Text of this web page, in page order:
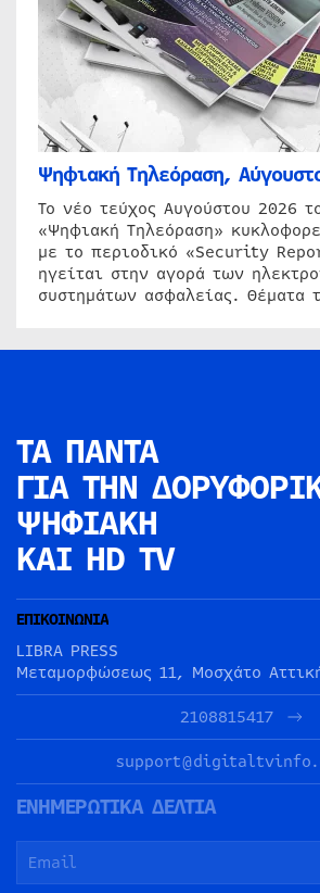
Ψηφιακή Τηλεόραση,
Το νέο τεύχος Αυγούστου 2026
«Ψηφιακή Τηλεόραση»
με το περιοδικό «Security
ηγείται στην αγορά των
συστημάτων ασφαλείας. Θέματα
ΤΑ ΠΑΝΤΑ
ΓΙΑ ΤΗΝ
ΨΗΦΙΑΚΗ
ΚΑΙ HD TV
ΕΠΙΚΟΙΝΩΝΙΑ
LIBRA PRESS
Μεταμορφώσεως 11, Μοσχάτο
2108815417
ΕΝΗΜΕΡΩΤΙΚΑ ΔΕΛΤΙΑ